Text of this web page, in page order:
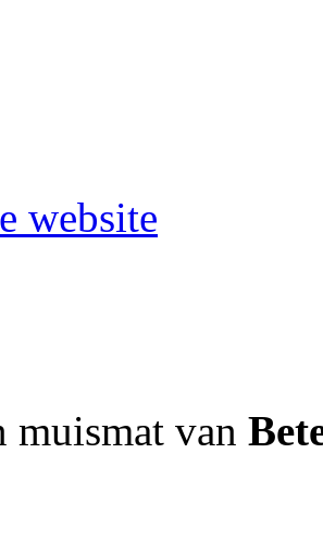
website
muismat van